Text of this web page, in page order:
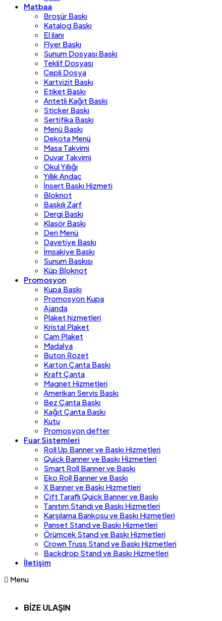
Matbaa
Broşür Baskı
Katalog Baskı
El ilanı
Flyer Baskı
Sunum Dosyası Baskı
Teklif Dosyası
Cepli Dosya
Kartvizit Baskı
Etiket Baskı
Antetli Kağıt Baskı
Sticker Baskı
Sertifika Baskı
Menü Baskı
Dekota Menü
Masa Takvimi
Duvar Takvimi
Okul Yıllığı
Yıllık Andaç
İnsert Baskı Hizmeti
Bloknot
Baskılı Zarf
Dergi Baskı
Klasör Baskı
Deri Menü
Davetiye Baskı
İmsakiye Baskı
Sunum Baskısı
Küp Bloknot
Promosyon
Kupa Baskı
Promosyon Kupa
Ajanda
Plaket hizmetleri
Kristal Plaket
Cam Plaket
Madalya
Buton Rozet
Karton Çanta Baskı
Kraft Çanta
Magnet Hizmetleri
Amerikan Servis Baskı
Bez Çanta Baskı
Kağıt Çanta Baskı
Kutu
Promosyon defter
Fuar Sistemleri
Roll Up Banner ve Baskı Hizmetleri
Quick Banner ve Baskı Hizmetleri
Smart Roll Banner ve Baskı
Eko Roll Banner ve Baskı
X Banner ve Baskı Hizmetleri
Çift Taraflı Quick Banner ve Baskı
Tanıtım Standı ve Baskı Hizmetleri
Karşılama Bankosu ve Baskı Hizmetleri
Panset Stand ve Baskı Hizmetleri
Örümcek Stand ve Baskı Hizmetleri
Crown Truss Stand ve Baskı Hizmetleri
Backdrop Stand ve Baskı Hizmetleri
İletişim
Menu
BİZE ULAŞIN